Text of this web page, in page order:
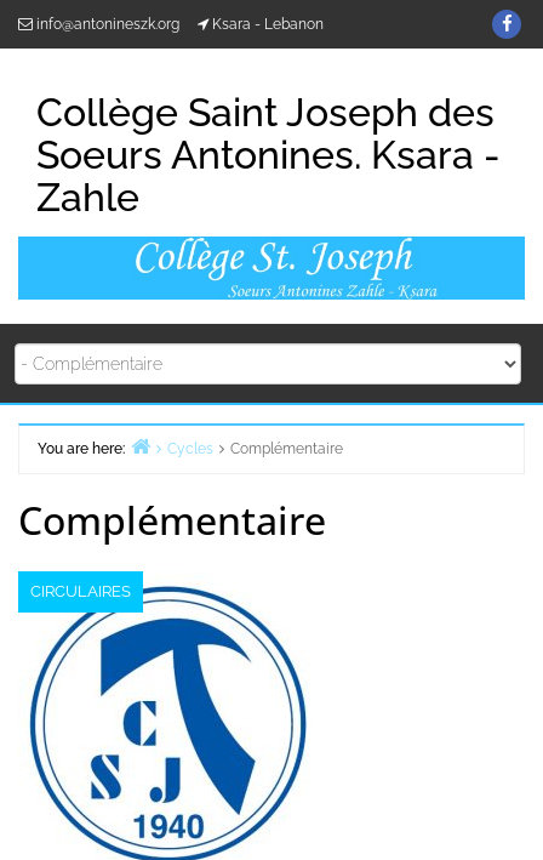
info@antonineszk.org Ksara - Lebanon
us
Collège Saint Joseph des
Soeurs Antonines. Ksara -
Zahle
You are here:
Cycles Complémentaire
Complémentaire
CIRCULAIRES